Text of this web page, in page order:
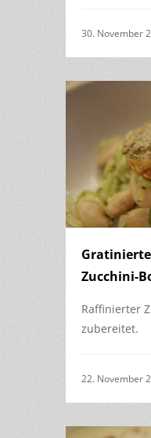
30. November
Zucchini-
Raffinierter
zubereitet.
22. November